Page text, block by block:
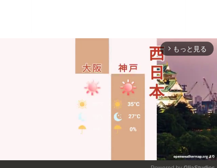
arrow_forward_ios もっと見る